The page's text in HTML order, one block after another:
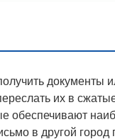
документы
их в
обеспечивают
в другой город